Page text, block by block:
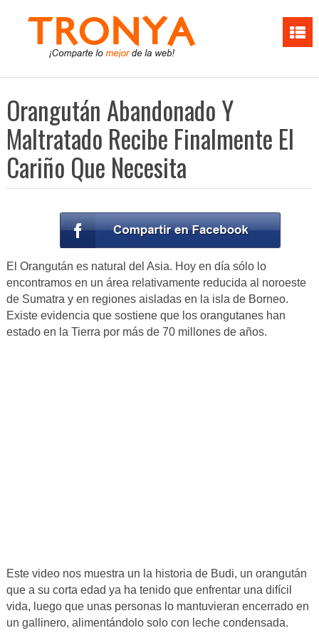
Orangután Abandonado Y
Maltratado Recibe Finalmente El
Cariño Que Necesita
El Orangután es natural del Asia. Hoy en día sólo lo
encontramos en un área relativamente reducida al noroeste
de Sumatra y en regiones aisladas en la isla de Borneo.
Existe evidencia que sostiene que los orangutanes han
estado en la Tierra por más de 70 millones de años.
Este video nos muestra un la historia de Budi, un orangután
que a su corta edad ya ha tenido que enfrentar una difícil
vida, luego que unas personas lo mantuvieran encerrado en
un gallinero, alimentándolo solo con leche condensada.